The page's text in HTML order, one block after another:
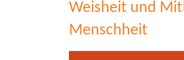
Weisheit und
Menschheit